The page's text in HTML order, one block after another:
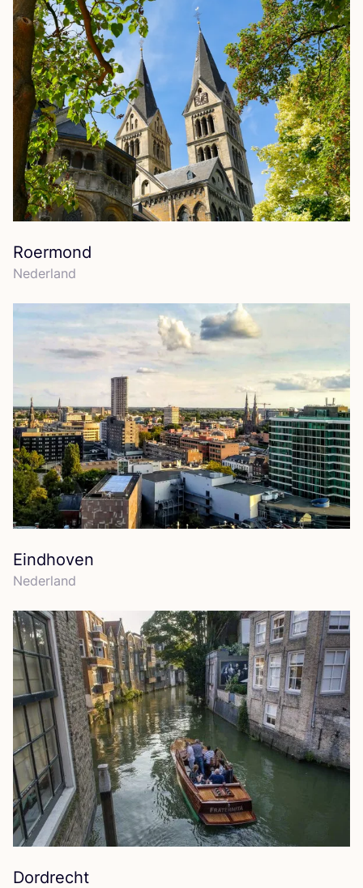
Roermond
Neder­land
Eindhoven
Neder­land
Dordrecht